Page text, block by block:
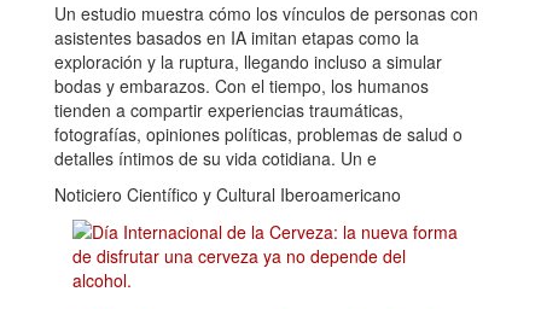
Un estudio muestra cómo los vínculos de personas con
asistentes basados en IA imitan etapas como la
exploración y la ruptura, llegando incluso a simular
bodas y embarazos. Con el tiempo, los humanos
tienden a compartir experiencias traumáticas,
fotografías, opiniones políticas, problemas de salud o
detalles íntimos de su vida cotidiana. Un e
Noticiero Científico y Cultural Iberoamericano